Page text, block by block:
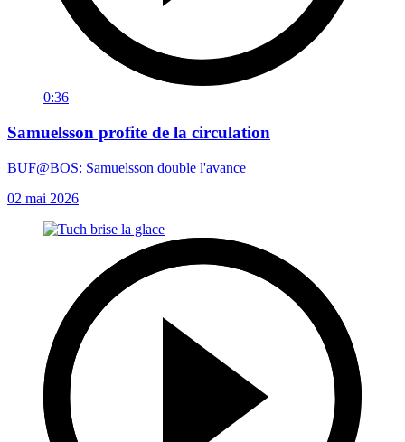
0:36
Samuelsson profite de la circulation
BUF@BOS: Samuelsson double l'avance
02 mai 2026